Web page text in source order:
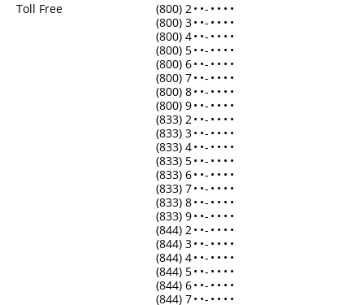
Toll Free
(800) 2• •- • • • •
(800) 3• •- • • • •
(800) 4• •- • • • •
(800) 5• •- • • • •
(800) 6• •- • • • •
(800) 7• •- • • • •
(800) 8• •- • • • •
(800) 9• •- • • • •
(833) 2• •- • • • •
(833) 3• •- • • • •
(833) 4• •- • • • •
(833) 5• •- • • • •
(833) 6• •- • • • •
(833) 7• •- • • • •
(833) 8• •- • • • •
(833) 9• •- • • • •
(844) 2• •- • • • •
(844) 3• •- • • • •
(844) 4• •- • • • •
(844) 5• •- • • • •
(844) 6• •- • • • •
(844) 7• •- • • • •